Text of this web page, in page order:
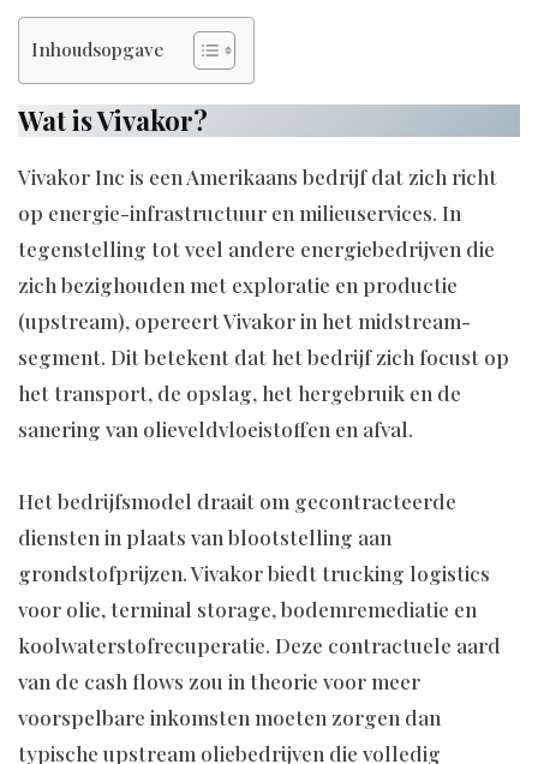
Inhoudsopgave
Wat is Vivakor?
Vivakor Inc is een Amerikaans bedrijf dat zich richt
op energie-infrastructuur en milieuservices. In
tegenstelling tot veel andere energiebedrijven die
zich bezighouden met exploratie en productie
(upstream), opereert Vivakor in het midstream-
segment. Dit betekent dat het bedrijf zich focust op
het transport, de opslag, het hergebruik en de
sanering van olieveldvloeistoffen en afval.
Het bedrijfsmodel draait om gecontracteerde
diensten in plaats van blootstelling aan
grondstofprijzen. Vivakor biedt trucking logistics
voor olie, terminal storage, bodemremediatie en
koolwaterstofrecuperatie. Deze contractuele aard
van de cash flows zou in theorie voor meer
voorspelbare inkomsten moeten zorgen dan
typische upstream oliebedrijven die volledig